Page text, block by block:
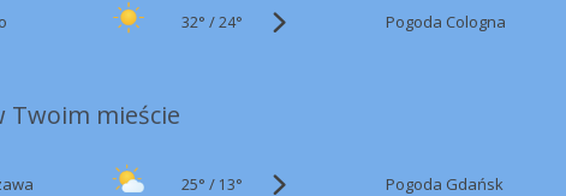
32° /24° Pogoda Cologna
Twoim mieście
25° / 13° Pogoda Gdańsk